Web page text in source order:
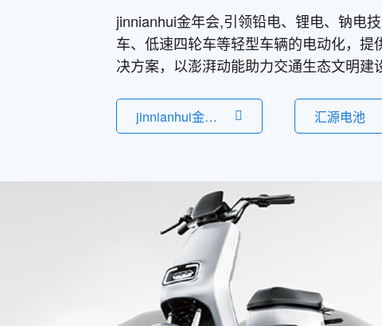
jinnianhui金年会,引领铅电、锂电、钠电
车、低速四轮车等轻型车辆的电动化，
决方案，以澎湃动能助力交通生态文明建